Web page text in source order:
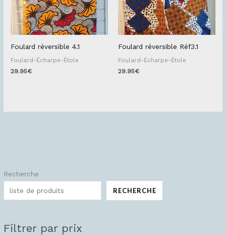
Recherche
RECHERCHE
Filtrer par prix
Foulard réversible 4.1
Foulard-Écharpe-Étole
29.95€
Foulard réversible Réf3.1
Foulard-Écharpe-Étole
29.95€